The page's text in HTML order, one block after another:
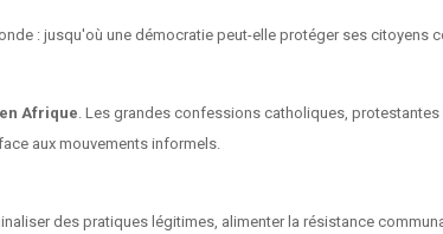
: jusqu'où une démocratie peut-elle protéger ses citoyens
Afrique. Les grandes confessions catholiques,
aux mouvements informels.
des pratiques légitimes, alimenter la résistance